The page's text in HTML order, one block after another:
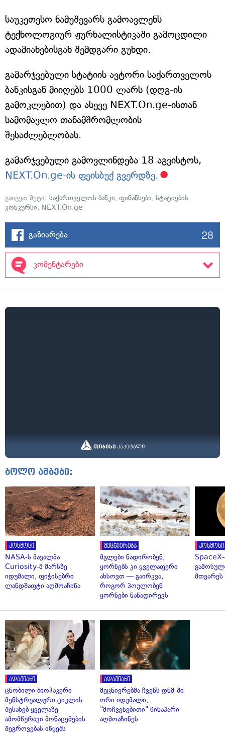
საუკეთესო ნამუშევარს გამოავლენს
ტექნოლოგიურ ჟურნალისტიკაში გამოცდილი
ადამიანებისგან შემდგარი გუნდი.
გამარჯვებული სტატიის ავტორი საქართველოს
ბანკისგან მიიღებს 1000 ლარს (დღგ-ის
გამოკლებით) და ასევე NEXT.On.ge-ისთან
სამომავლო თანამშრომლობის
შესაძლებლობას.
გამარჯვებული გამოვლინდება 18 აგვისტოს,
NEXT.On.ge-ის ფეისბუქ გვერდზე.
გაიგეთ მეტი: საქართველოს ბანკი, ფინანსები, სტატიების
კონკურსი, NEXT.On.ge
გაზიარება 28
კომენტარები
ბოლო ამბები:
კოსმოსი
NASA-ს მავალმა
Curiosity-მ მარსზე
იდუმალი, ფიჭისებრი
ლანდშაფტი აღმოაჩინა
მეცნიერება
მგლები ნადირობენ,
ყორნებს კი ყველაფერი
ახსოვთ — გაირკვა,
როგორ პოულობენ
ყორნები ნანადირევს
კოსმოსი
მთვარეს
ადამიანი
ცნობილი ბიოჰაკერი
მენსტრუალური ციკლის
შესახებ ყველაზე
ამომწურავი მონაცემების
შეგროვებას იწყებს
ადამიანი
მეცნიერებმა ჩვენს დნმ-ში
ორი იდუმალი,
"მოჩვენებითი" წინაპარი
აღმოაჩინეს